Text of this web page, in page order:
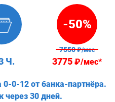
Ч.
-50%
7550₽/мес
3775₽/мес*
0-0-12 от банка-партнёра.
через 30 дней.